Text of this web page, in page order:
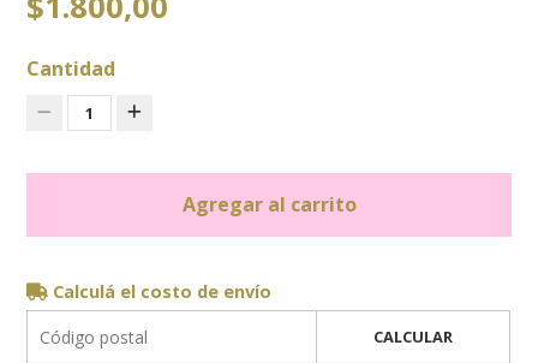
Cantidad
1
Agregar al carrito
Calculá el costo de envío
CALCULAR